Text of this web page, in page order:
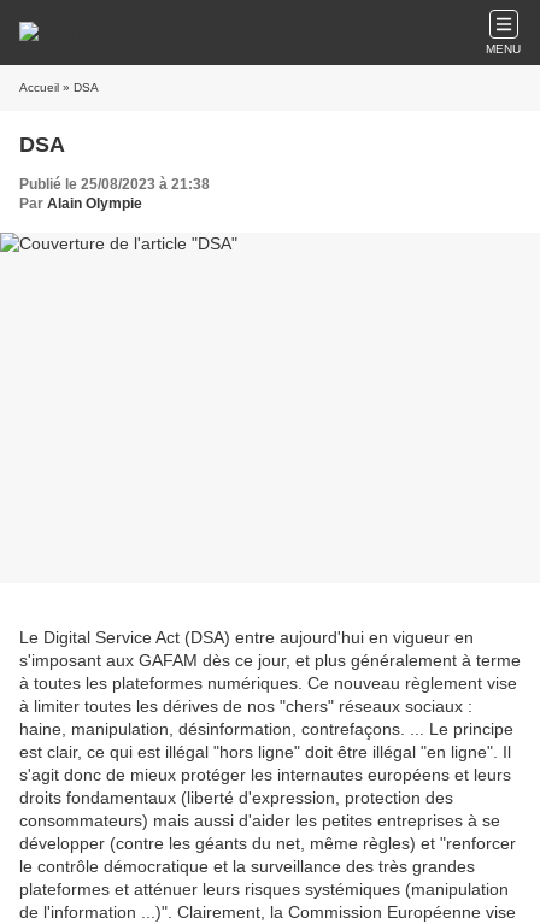
MENU
Accueil » DSA
DSA
Publié le 25/08/2023 à 21:38
Par Alain Olympie
Le Digital Service Act (DSA) entre aujourd'hui en vigueur en
s'imposant aux GAFAM dès ce jour, et plus généralement à terme
à toutes les plateformes numériques. Ce nouveau règlement vise
à limiter toutes les dérives de nos "chers" réseaux sociaux :
haine, manipulation, désinformation, contrefaçons. ... Le principe
est clair, ce qui est illégal "hors ligne" doit être illégal "en ligne". Il
s'agit donc de mieux protéger les internautes européens et leurs
droits fondamentaux (liberté d'expression, protection des
consommateurs) mais aussi d'aider les petites entreprises à se
développer (contre les géants du net, même règles) et "renforcer
le contrôle démocratique et la surveillance des très grandes
plateformes et atténuer leurs risques systémiques (manipulation
de l'information ...)". Clairement, la Commission Européenne vise